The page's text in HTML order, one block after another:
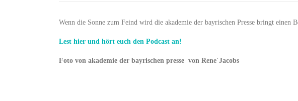
Wenn die Sonne zum Feind wird die akademie der bayrischen Presse bringt
Lest hier und hört euch den Podcast an!
Foto von akademie der bayrischen presse von Rene´Jacobs